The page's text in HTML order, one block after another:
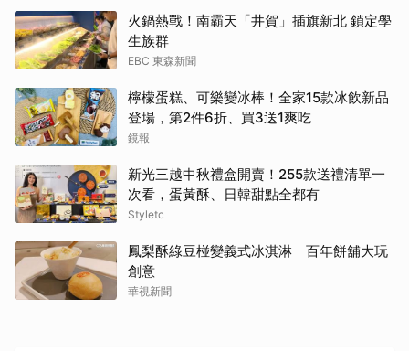
火鍋熱戰！南霸天「井賀」插旗新北 鎖定學
生族群
EBC 東森新聞
檸檬蛋糕、可樂變冰棒！全家15款冰飲新品
登場，第2件6折、買3送1爽吃
鏡報
新光三越中秋禮盒開賣！255款送禮清單一
次看，蛋黃酥、日韓甜點全都有
Styletc
鳳梨酥綠豆椪變義式冰淇淋 百年餅舖大玩
創意
華視新聞